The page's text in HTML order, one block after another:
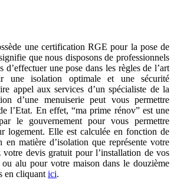
une certification RGE pour la pose de
que nous disposons de professionnels
d’effectuer une pose dans les règles de l’art
une isolation optimale et une sécurité
appel aux services d’un spécialiste de la
d’une menuiserie peut vous permettre
l’Etat. En effet, “ma prime rénov” est une
le gouvernement pour vous permettre
logement. Elle est calculée en fonction de
matière d’isolation que représente votre
votre devis gratuit pour l’installation de vos
alu pour votre maison dans le douzième
en cliquant ici.